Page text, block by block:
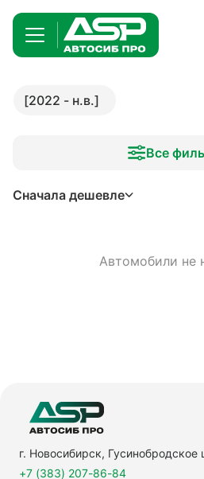
[2022 - н.в.]
Все
Сначала дешевле
Автомобили не
г. Новосибирск, Гусинобродское
+7 (383) 207-86-84